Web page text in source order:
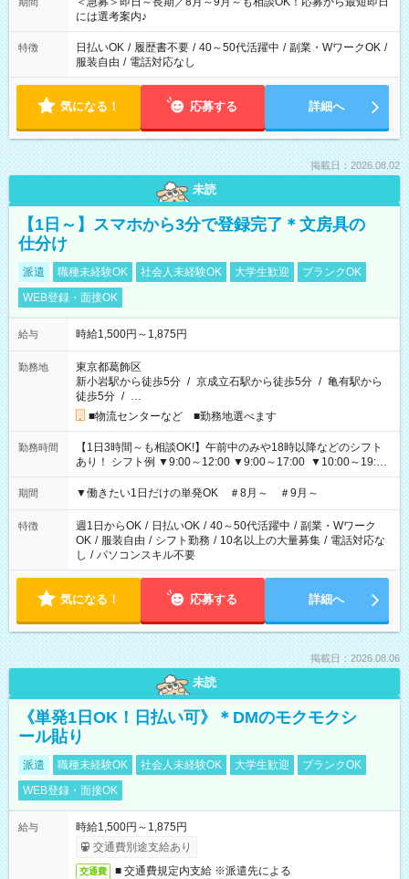
業界から入社して活躍されています♪
には選考案内♪
特徴 日払いOK / 履歴書不要 / 40～50代活躍中 / 副業・WワークOK /
服装自由 / 電話対応なし
気になる！ 応募する 詳細へ
掲載日：2026.08.02
未読
【1日～】スマホから3分で登録完了＊文房具の
仕分け
派遣 職種未経験OK 社会人未経験OK 大学生歓迎
ブランクOK
WEB登録・面接OK
給与 時給1,500円～1,875円
勤務地
東京都葛飾区
新小岩駅から徒歩5分 / 京成立石駅から徒歩5分 / 亀有駅から
徒歩5分 / …
■物流センターなど ■勤務地選べます
勤務時間
【1日3時間～も相談OK!】午前中のみや18時以降などのシフト
あり！ シフト例 ▼9:00～12:00 ▼9:00～17:00 ▼10:00～19:00
▼18:00～21:00
期間 ▼働きたい1日だけの単発OK ＃8月～ ＃9月～
特徴 週1日からOK / 日払いOK / 40～50代活躍中 / 副業・Wワーク
OK / 服装自由 / シフト勤務 / 10名以上の大量募集 / 電話対応な
し / パソコンスキル不要
気になる！ 応募する 詳細へ
掲載日：2026.08.06
未読
《単発1日OK！日払い可》＊DMのモクモクシ
ール貼り
派遣 職種未経験OK 社会人未経験OK 大学生歓迎
ブランクOK
WEB登録・面接OK
給与
時給1,500円～1,875円
交通費別途支給あり
交通費 ■ 交通費規定内支給 ※派遣先による